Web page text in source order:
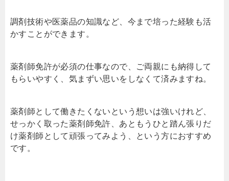
調剤技術や医薬品の知識など、今まで培った経験も活
かすことができます。
薬剤師免許が必須の仕事なので、ご両親にも納得して
もらいやすく、気まずい思いをしなくて済みますね。
薬剤師として働きたくないという想いは強いけれど、
せっかく取った薬剤師免許、あともうひと踏ん張りだ
け薬剤師として頑張ってみよう、という方におすすめ
です。